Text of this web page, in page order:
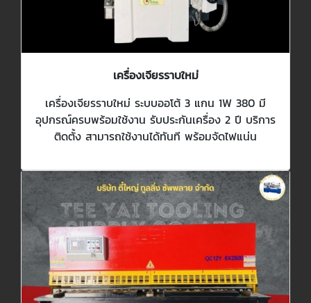
เครื่องเจียรราบใหม่
เครื่องเจียรราบใหม่ ระบบออโต้ 3 แกน 1W 380 มี
อุปกรณ์ครบพร้อมใช้งาน รับประกันเครื่อง 2 ปี บริการ
ติดตั้ง สามารถใช้งานได้ทันที พร้อมจัดไฟแน่น